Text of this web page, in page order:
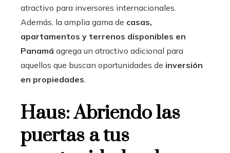
atractivo para inversores internacionales.
Además, la amplia gama de casas,
apartamentos y terrenos disponibles en
Panamá agrega un atractivo adicional para
aquellos que buscan oportunidades de inversión
en propiedades.
Haus: Abriendo las
puertas a tus